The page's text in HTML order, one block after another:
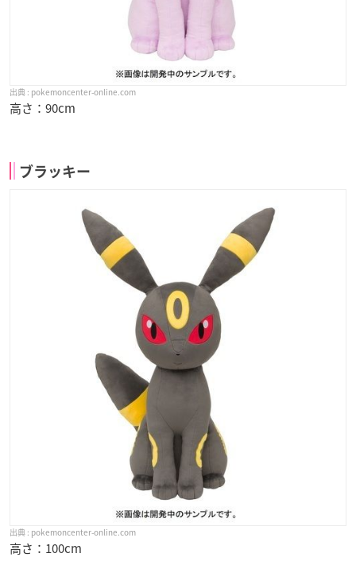
pokemoncenter-online.com
高さ：90cm
ブラッキー
pokemoncenter-online.com
高さ：100cm